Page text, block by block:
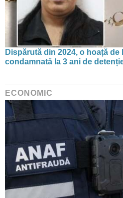
Dispărută din 2024, o hoață
condamnată la 3 ani de
ECONOMIC